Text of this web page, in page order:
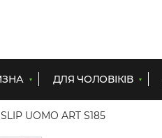
ДЛЯ ЧОЛОВІКІВ
UOMO ART S185